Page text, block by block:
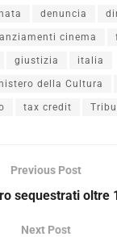
denuncia
cinema
giustizia italia
della Cultura
tax credit
Previous Post
sequestrati oltre
Next Post